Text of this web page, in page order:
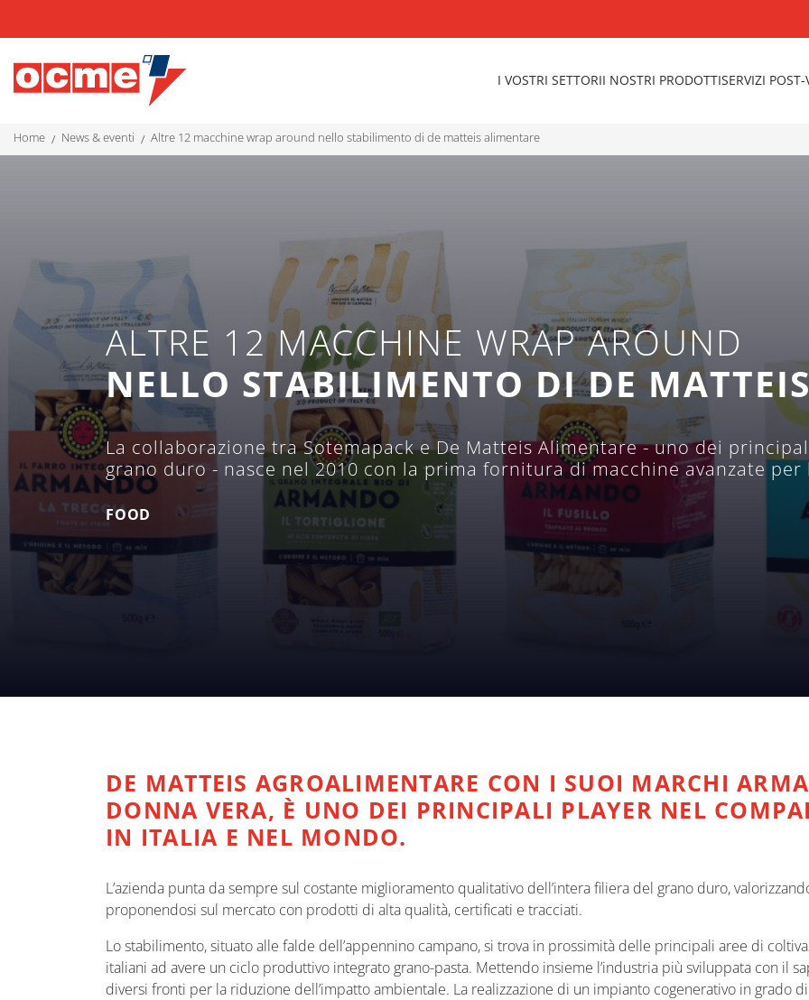
I VOSTRI SETTORII NOSTRI PRODOTTISERVIZI
home news & eventi altre 12 macchine wrap around nello stabilimento di de matteis alimentare
ALTRE 12 MACCHINE WRAP AROUND
NELLO STABILIMENTO DI DE
La collaborazione tra Sotemapack e De Matteis Alimentare - uno dei
grano duro - nasce nel 2010 con la prima fornitura di macchine avanzate per
FOOD
DE MATTEIS AGROALIMENTARE CON I SUOI MARCHI
DONNA VERA, È UNO DEI PRINCIPALI PLAYER NEL
IN ITALIA E NEL MONDO.
L’azienda punta da sempre sul costante miglioramento qualitativo dell’intera filiera del grano duro,
proponendosi sul mercato con prodotti di alta qualità, certificati e tracciati.
Lo stabilimento, situato alle falde dell’appennino campano, si trova in prossimità delle principali aree di
italiani ad avere un ciclo produttivo integrato grano-pasta. Mettendo insieme l’industria più sviluppata con il
diversi fronti per la riduzione dell’impatto ambientale. La realizzazione di un impianto cogenerativo in grado